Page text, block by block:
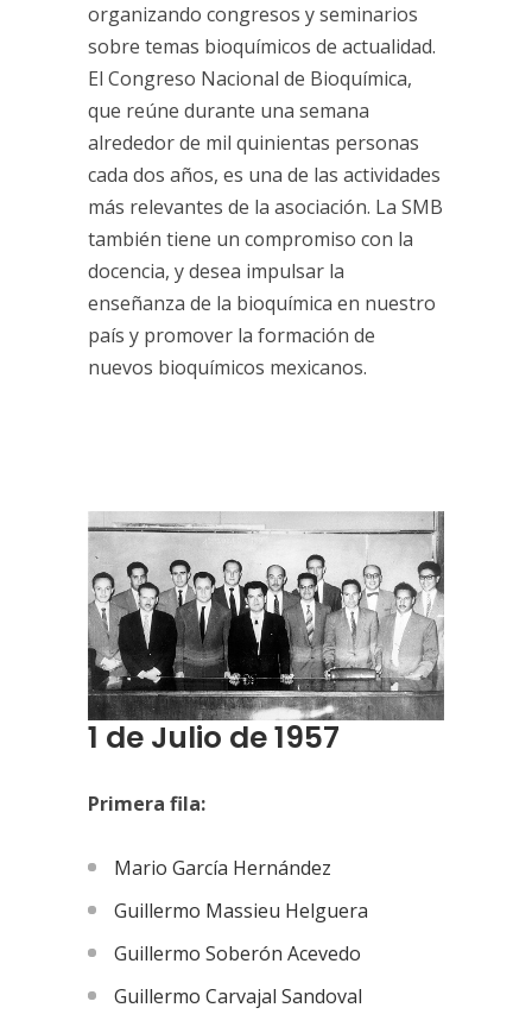
organizando congresos y seminarios
sobre temas bioquímicos de actualidad.
El Congreso Nacional de Bioquímica,
que reúne durante una semana
alrededor de mil quinientas personas
cada dos años, es una de las actividades
más relevantes de la asociación. La SMB
también tiene un compromiso con la
docencia, y desea impulsar la
enseñanza de la bioquímica en nuestro
país y promover la formación de
nuevos bioquímicos mexicanos.
1 de Julio de 1957
Primera fila:
Mario García Hernández
Guillermo Massieu Helguera
Guillermo Soberón Acevedo
Guillermo Carvajal Sandoval